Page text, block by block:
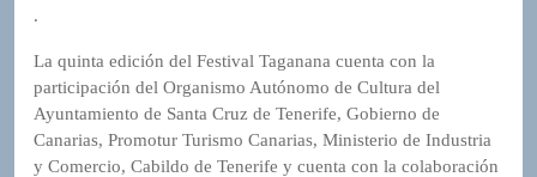
.
La quinta edición del Festival Taganana cuenta con la
participación del Organismo Autónomo de Cultura del
Ayuntamiento de Santa Cruz de Tenerife, Gobierno de
Canarias, Promotur Turismo Canarias, Ministerio de Industria
y Comercio, Cabildo de Tenerife y cuenta con la colaboración